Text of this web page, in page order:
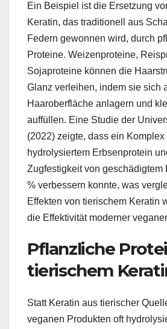
Ein Beispiel ist die Ersetzung
Keratin, das traditionell aus
Federn gewonnen wird, durch
Proteine. Weizenproteine,
Sojaproteine können die
Glanz verleihen, indem sie sich
Haaroberfläche anlagern und
auffüllen. Eine Studie der
(2022) zeigte, dass ein Komplex
hydrolysiertem Erbsenprotein
Zugfestigkeit von geschädigtem
% verbessern konnte, was
Effekten von tierischem Keratin
die Effektivität moderner
Pflanzliche
tierischem
Statt Keratin aus tierischer
veganen Produkten oft